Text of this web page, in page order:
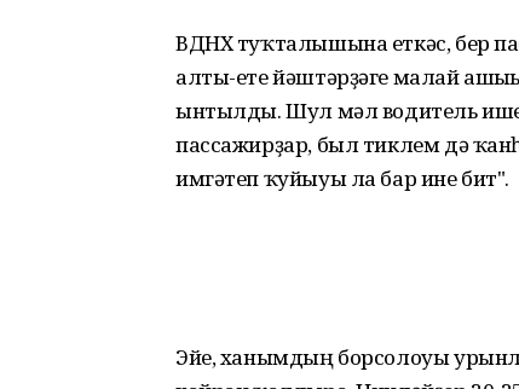
ВДНХ туҡталышына еткәс, бер
алты-ете йәштәрҙәге малай
ынтылды. Шул мәл водитель
пассажирҙар, был тиклем дә
имгәтеп ҡуйыуы ла бар ине бит".
Эйе, ханымдың борсолоуы